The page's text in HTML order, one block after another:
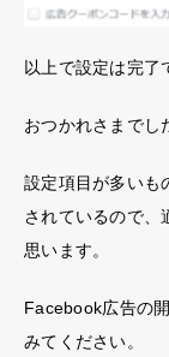
以上で設定は完了
おつかれさまでし
設定項目が多いも
されているので、
思います。
Facebook広告の
みてください。